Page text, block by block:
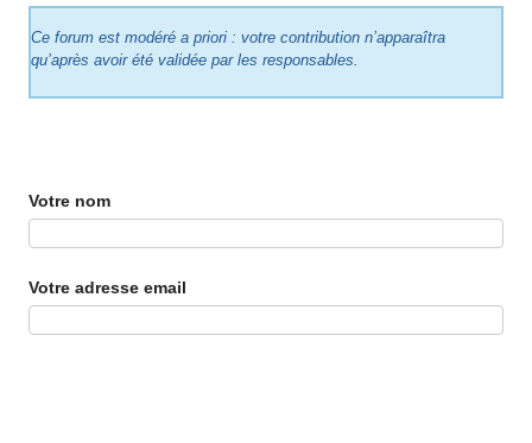
Ce forum est modéré a priori : votre contribution n’apparaîtra
qu’après avoir été validée par les responsables.
Votre nom
Votre adresse email